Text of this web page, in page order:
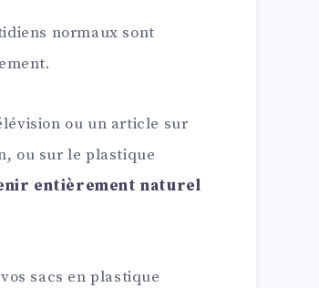
normaux sont
ou un article sur
ou sur le plastique
entièrement naturel
sacs en plastique